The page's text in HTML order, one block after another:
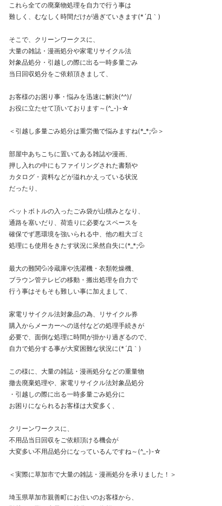
これら全ての廃棄物処理を自力で行う事は
難しく、むなしく時間だけが過ぎていきます(*´Д｀)
そこで、クリーンワークスに、
大量の雑誌・漫画処分や家電リサイクル法
対象品処分・引越しの際に出る一時多量ごみ
当日回収処分をご依頼頂きまして、
お客様のお困り事・悩みを迅速に解決(^^)/
お役に立たせて頂いております～(^_-)-☆
＜引越し多量ごみ処分は重労働で悩みますね(*_*;💦＞
部屋中あちこちに置いてある雑誌や漫画、
押し入れの中にもファイリングされた書類や
カタログ・資料などが溢れかえっている状況
だったり、
ペットボトルの入ったごみ袋が山積みとなり、
通路を塞いだり、荷造りに必要なスペースを
確保でず悪環境を強いられる中、他の粗大ゴミ
処理にも使用をきたす状況に呆然自失に(*_*;💦
最大の難関💦冷蔵庫や洗濯機・衣類乾燥機、
ブラウン管テレビの移動・搬出処理を自力で
行う事はそもそも難しい事に加えまして、
家電リサイクル法対象品の為、リサイクル券
購入からメーカーへの送付などの処理手続きが
必要で、面倒な処理に時間が掛かり過ぎるので、
自力で処分する事が大変困難な状況に(*´Д｀)
この様に、大量の雑誌・漫画処分などの重量物
撤去廃棄処理や、家電リサイクル法対象品処分
・引越しの際に出る一時多量ごみ処分に
お困りになられるお客様は大変多く、
クリーンワークスに、
不用品当日回収をご依頼頂ける機会が
大変多い不用品処分になっているんですね～(^_-)-☆
＜実際に草加市で大量の雑誌・漫画処分を承りました！＞
埼玉県草加市親善町にお住いのお客様から、